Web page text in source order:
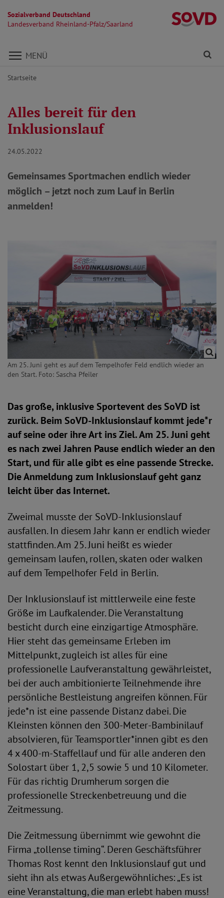
Sozialverband Deutschland
Landesverband Rheinland-Pfalz/Saarland
Direkt zu den Inhalten springen
MENÜ
Startseite
Alles bereit für den
Inklusionslauf
24.05.2022
Gemeinsames Sportmachen endlich wieder
möglich – jetzt noch zum Lauf in Berlin
anmelden!
Am 25. Juni geht es auf dem Tempelhofer Feld endlich wieder an
den Start. Foto: Sascha Pfeiler
Das große, inklusive Sportevent des SoVD ist
zurück. Beim SoVD-Inklusionslauf kommt jede*r
auf seine oder ihre Art ins Ziel. Am 25. Juni geht
es nach zwei Jahren Pause endlich wieder an den
Start, und für alle gibt es eine passende Strecke.
Die Anmeldung zum Inklusionslauf geht ganz
leicht über das Internet.
Zweimal musste der SoVD-Inklusionslauf
ausfallen. In diesem Jahr kann er endlich wieder
stattfinden. Am 25. Juni heißt es wieder
gemeinsam laufen, rollen, skaten oder walken
auf dem Tempelhofer Feld in Berlin.
Der Inklusionslauf ist mittlerweile eine feste
Größe im Laufkalender. Die Veranstaltung
besticht durch eine einzigartige Atmosphäre.
Hier steht das gemeinsame Erleben im
Mittelpunkt, zugleich ist alles für eine
professionelle Laufveranstaltung gewährleistet,
bei der auch ambitionierte Teilnehmende ihre
persönliche Bestleistung angreifen können. Für
jede*n ist eine passende Distanz dabei. Die
Kleinsten können den 300-Meter-Bambinilauf
absolvieren, für Teamsportler*innen gibt es den
4 x 400-m-Staffellauf und für alle anderen den
Solostart über 1, 2,5 sowie 5 und 10 Kilometer.
Für das richtig Drumherum sorgen die
professionelle Streckenbetreuung und die
Zeitmessung.
Die Zeitmessung übernimmt wie gewohnt die
Firma „tollense timing“. Deren Geschäftsführer
Thomas Rost kennt den Inklusionslauf gut und
sieht ihn als etwas Außergewöhnliches: „Es ist
eine Veranstaltung, die man erlebt haben muss!